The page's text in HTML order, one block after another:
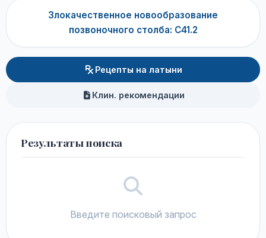
Злокачественное новообразование
позвоночного столба: C41.2
Рецепты на латыни
Клин. рекомендации
Результаты поиска
Введите поисковый запрос